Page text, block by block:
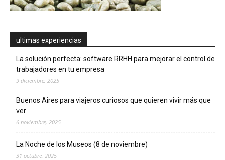
ultimas experiencias
La solución perfecta: software RRHH para mejorar el control de
trabajadores en tu empresa
9 diciembre, 2025
Buenos Aires para viajeros curiosos que quieren vivir más que
ver
6 noviembre, 2025
La Noche de los Museos (8 de noviembre)
31 octubre, 2025